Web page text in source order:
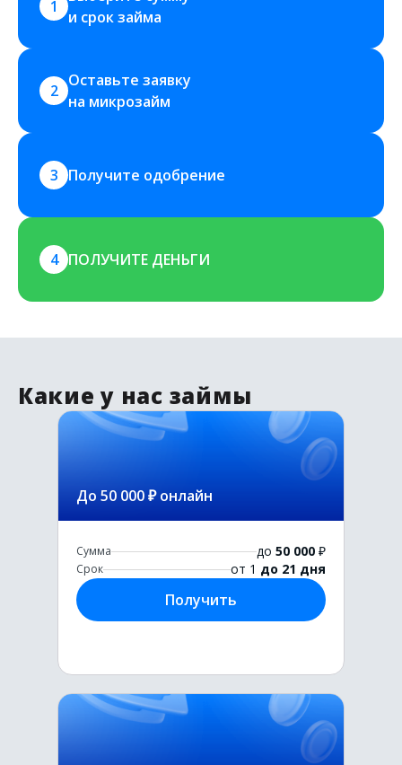
1
и срок займа
2
Оставьте заявку
на микрозайм
3 Получите одобрение
4 ПОЛУЧИТЕ ДЕНЬГИ
Какие у нас займы
До 50 000 ₽ онлайн
Сумма до 50 000 ₽
Срок от 1 до 21 дня
Получить